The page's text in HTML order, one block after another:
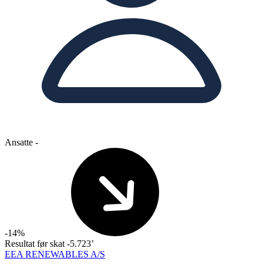
Ansatte -
-14%
Resultat før skat -5.723’
EEA RENEWABLES A/S